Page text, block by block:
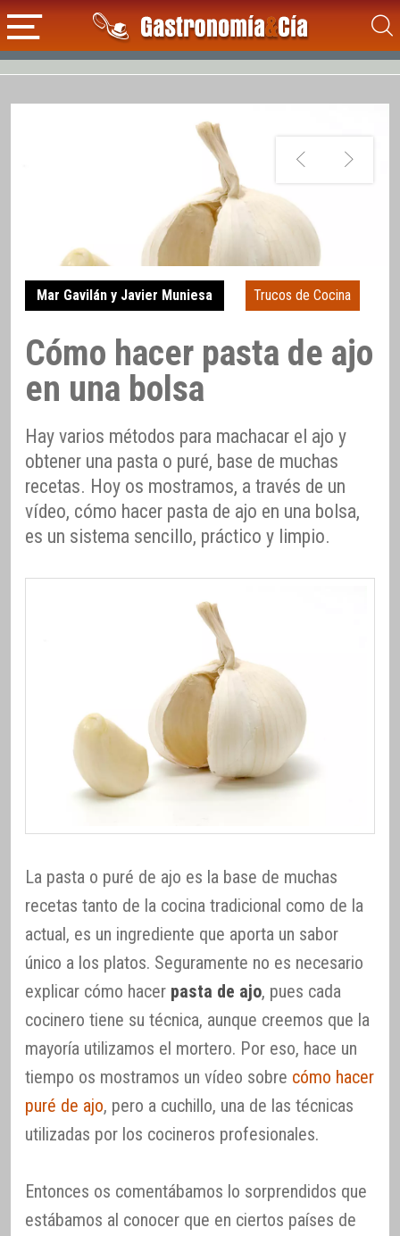
Mar Gavilán y Javier Muniesa Trucos de Cocina
Cómo hacer pasta de ajo
en una bolsa
Hay varios métodos para machacar el ajo y
obtener una pasta o puré, base de muchas
recetas. Hoy os mostramos, a través de un
vídeo, cómo hacer pasta de ajo en una bolsa,
es un sistema sencillo, práctico y limpio.
La pasta o puré de ajo es la base de muchas
recetas tanto de la cocina tradicional como de la
actual, es un ingrediente que aporta un sabor
único a los platos. Seguramente no es necesario
explicar cómo hacer pasta de ajo, pues cada
cocinero tiene su técnica, aunque creemos que la
mayoría utilizamos el mortero. Por eso, hace un
tiempo os mostramos un vídeo sobre cómo hacer
puré de ajo, pero a cuchillo, una de las técnicas
utilizadas por los cocineros profesionales.
Entonces os comentábamos lo sorprendidos que
estábamos al conocer que en ciertos países de